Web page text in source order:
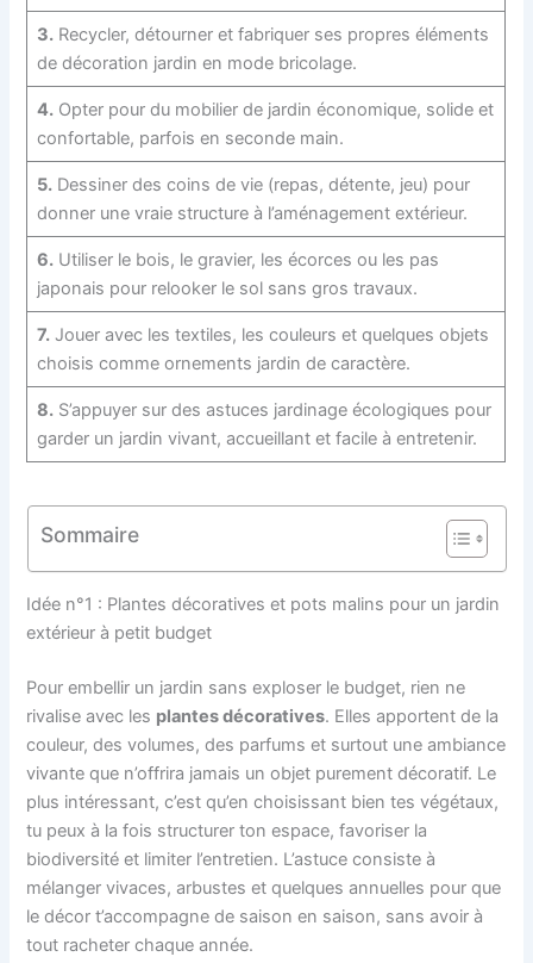
3.Recycler, détourner et fabriquer ses propres éléments
de décoration jardin en mode bricolage.
4.Opter pour du mobilier de jardin économique, solide et
confortable, parfois en seconde main.
5.Dessiner des coins de vie (repas, détente, jeu) pour
donner une vraie structure à l’aménagement extérieur.
6.Utiliser le bois, le gravier, les écorces ou les pas
japonais pour relooker le sol sans gros travaux.
7.Jouer avec les textiles, les couleurs et quelques objets
choisis comme ornements jardin de caractère.
8.S’appuyer sur des astuces jardinage écologiques pour
garder un jardin vivant, accueillant et facile à entretenir.
Sommaire
Idée n°1 : Plantes décoratives et pots malins pour un jardin
extérieur à petit budget
Pour embellir un jardin sans exploser le budget, rien ne
rivalise avec les plantes décoratives. Elles apportent de la
couleur, des volumes, des parfums et surtout une ambiance
vivante que n’offrira jamais un objet purement décoratif. Le
plus intéressant, c’est qu’en choisissant bien tes végétaux,
tu peux à la fois structurer ton espace, favoriser la
biodiversité et limiter l’entretien. L’astuce consiste à
mélanger vivaces, arbustes et quelques annuelles pour que
le décor t’accompagne de saison en saison, sans avoir à
tout racheter chaque année.